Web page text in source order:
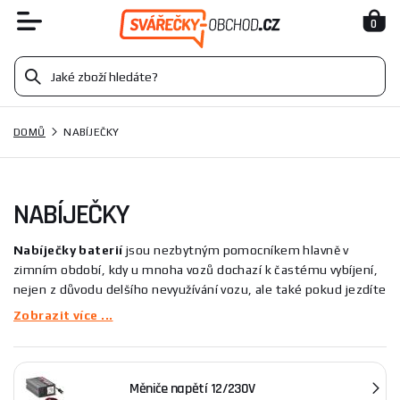
0
DOMŮ NABÍJEČKY
NABÍJEČKY
Nabíječky bateriíjsou nezbytným pomocníkem hlavně v
zimním období, kdy u mnoha vozů dochazí k častému vybíjení,
nejen z důvodu delšího nevyužívání vozu, ale také pokud jezdíte
na krátké vzdálenosti, protože baterie nemá příležitost se
napětí využívá Vaše baterie, nabíjecí napětí zjistíte na štítku
baterie. Nabízíme nabíječky
pro
baterie automobilů a některých motocyklů a
Zobrazit více ...
Měniče napětí 12/230V